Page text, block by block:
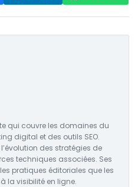
qui couvre les domaines du
digital et des outils SEO.
des stratégies de
techniques associées. Ses
pratiques éditoriales que les
la visibilité en ligne.